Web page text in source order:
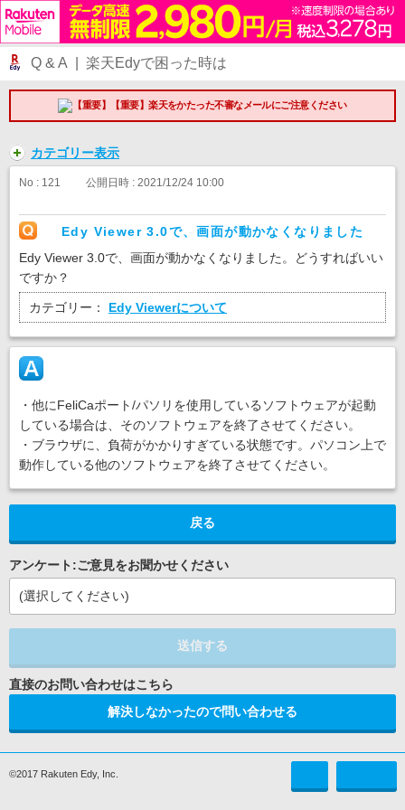
Q & A | 楽天Edyで困った時は
【重要】楽天をかたった不審なメールにご注意ください
カテゴリー表示
No : 121 公開日時 : 2021/12/24 10:00
Edy Viewer 3.0で、画面が動かなくなりました
Edy Viewer 3.0で、画面が動かなくなりました。どうすればいい
ですか？
カテゴリー： Edy Viewerについて
・他にFeliCaポート/パソリを使用しているソフトウェアが起動
している場合は、そのソフトウェアを終了させてください。
・ブラウザに、負荷がかかりすぎている状態です。パソコン上で
動作している他のソフトウェアを終了させてください。
戻る
アンケート:ご意見をお聞かせください
(選択してください)
送信する
解決しなかったので問い合わせる
©2017 Rakuten Edy, Inc.